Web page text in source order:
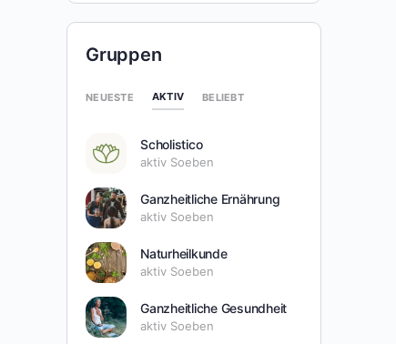
Gruppen
NEUESTE AKTIV BELIEBT
Scholistico
aktiv Soeben
Ganzheitliche Ernährung
aktiv Soeben
Naturheilkunde
aktiv Soeben
Ganzheitliche Gesundheit
aktiv Soeben